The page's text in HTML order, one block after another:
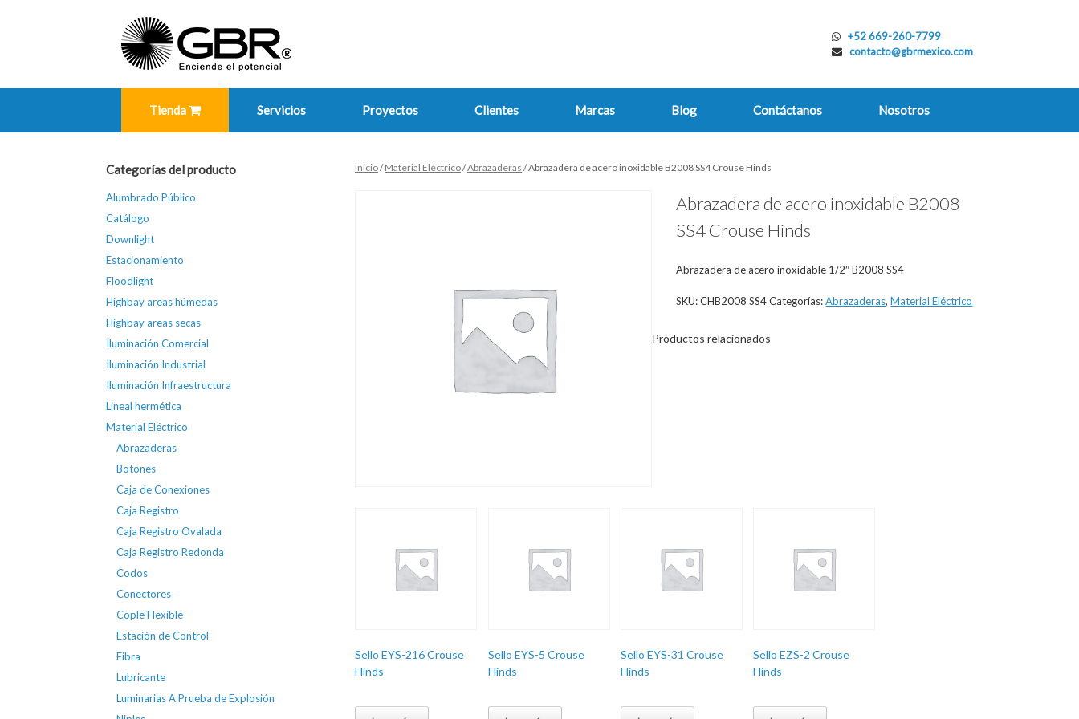
+52 669-260-7799
contacto@gbrmexico.com
Tienda Servicios Proyectos Clientes Marcas Blog Contáctanos Nosotros
Inicio/Material Eléctrico/Abrazaderas / Abrazadera de acero inoxidable B2008 SS4 Crouse Hinds
Abrazadera de acero inoxidable B2008
SS4 Crouse Hinds
Abrazadera de acero inoxidable 1/2″ B2008 SS4
SKU:CHB2008 SS4 Categorías:Abrazaderas,Material Eléctrico
Productos relacionados
Sello EYS-216 Crouse
Hinds
Sello EYS-5 Crouse
Hinds
Sello EYS-31 Crouse
Hinds
Sello EZS-2 Crouse
Hinds
Categorías del producto
Alumbrado Público
Catálogo
Downlight
Estacionamiento
Floodlight
Highbay areas húmedas
Highbay areas secas
Iluminación Comercial
Iluminación Industrial
Iluminación Infraestructura
Lineal hermética
Material Eléctrico
Abrazaderas
Botones
Caja de Conexiones
Caja Registro
Caja Registro Ovalada
Caja Registro Redonda
Codos
Conectores
Cople Flexible
Estación de Control
Fibra
Lubricante
Luminarias A Prueba de Explosión